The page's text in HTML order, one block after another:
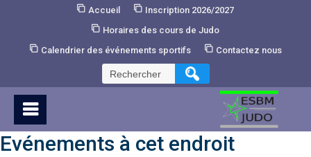
Accueil
Inscription 2026/2027
Horaires des cours de Judo
Calendrier des événements sportifs
Contactez nous
Rechercher :
Evénements à cet endroit